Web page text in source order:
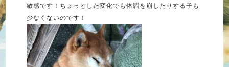
敏感です！ちょっとした変化でも体調を崩したりする子も
少なくないのです！